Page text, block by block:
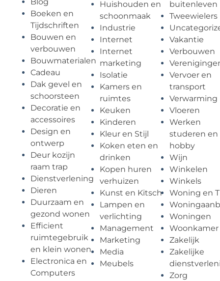
Blog
Boeken en
Tijdschriften
Bouwen en
verbouwen
Bouwmaterialen
Cadeau
Dak gevel en
schoorsteen
Decoratie en
accessoires
Design en
ontwerp
Deur kozijn
raam trap
Dienstverlening
Dieren
Duurzaam en
gezond wonen
Efficient
ruimtegebruik
en klein wonen
Electronica en
Computers
Huishouden en
schoonmaak
Industrie
Internet
Internet
marketing
Isolatie
Kamers en
ruimtes
Keuken
Kinderen
Kleur en Stijl
Koken eten en
drinken
Kopen huren
verhuizen
Kunst en Kitsch
Lampen en
verlichting
Management
Marketing
Media
Meubels
buitenleven
Tweewielers
Vakantie
Verbouwen
Vervoer en
transport
Verwarming
Vloeren
Werken
studeren en
hobby
Wijn
Winkelen
Winkels
Woning en
Woningen
Woonkamer
Zakelijk
Zakelijke
Zorg